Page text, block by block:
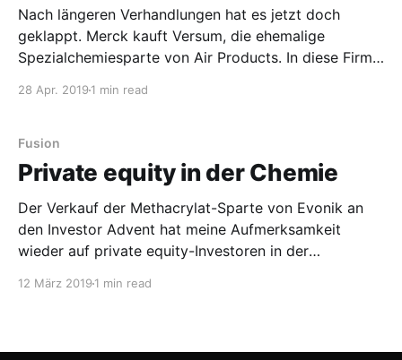
Nach längeren Verhandlungen hat es jetzt doch
geklappt. Merck kauft Versum, die ehemalige
Spezialchemiesparte von Air Products. In diese Firma
Halbleiterchemikalien und dort gebrauchte
mit Entegris fusionieren, durch eine deutliche
Erhöhung des Angebots war die Darmstädter Merck
dann
28 Apr. 2019 1 min read
Fusion
Private equity in der Chemie
Der Verkauf der Methacrylat-Sparte von Evonik an
den Investor Advent hat meine Aufmerksamkeit
wieder auf private equity-Investoren in der
12 März 2019 1 min read